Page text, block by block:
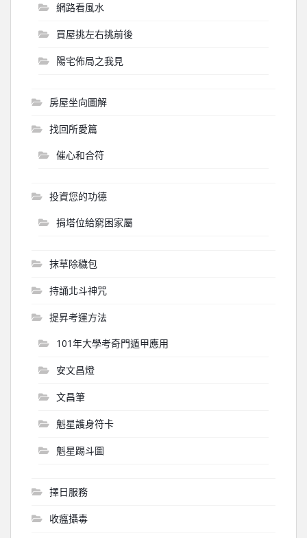
網路看風水
買屋挑左右挑前後
陽宅佈局之我見
房屋坐向圖解
找回所愛篇
催心和合符
投資您的功德
捐塔位給窮困家屬
抹草除穢包
持誦北斗神咒
提昇考運方法
101年大學考奇門遁甲應用
安文昌燈
文昌筆
魁星護身符卡
魁星踢斗圖
擇日服務
收瘟攝毒